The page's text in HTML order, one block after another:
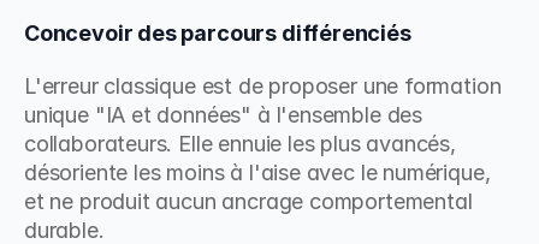
Concevoir des parcours différenciés
L'erreur classique est de proposer une formation
unique "IA et données" à l'ensemble des
collaborateurs. Elle ennuie les plus avancés,
désoriente les moins à l'aise avec le numérique,
et ne produit aucun ancrage comportemental
durable.